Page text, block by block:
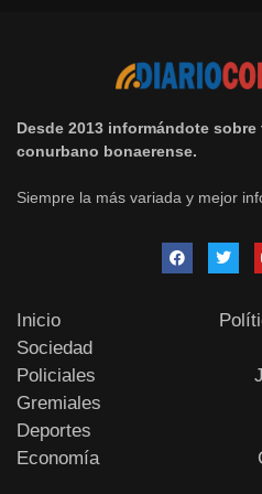
Desde 2013 informándote
conurbano bonaerense.
Siempre la más variada y mejor
Inicio
Sociedad
Policiales
Gremiales
Deportes
Economía